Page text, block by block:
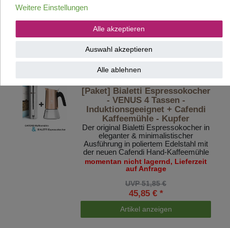
45,90 € *
Artikel anzeigen
[Paket] Bialetti Espressokocher
- VENUS 4 Tassen -
Induktionsgeeignet + Cafendi
Kaffeemühle - Kupfer
Der original Bialetti Espressokocher in
eleganter & minimalistischer
Ausführung in poliertem Edelstahl mit
der neuen Cafendi Hand-Kaffeemühle
momentan nicht lagernd, Lieferzeit
auf Anfrage
UVP 51,85 €
45,85 € *
Artikel anzeigen
Weitere Einstellungen
Alle akzeptieren
Auswahl akzeptieren
Alle ablehnen